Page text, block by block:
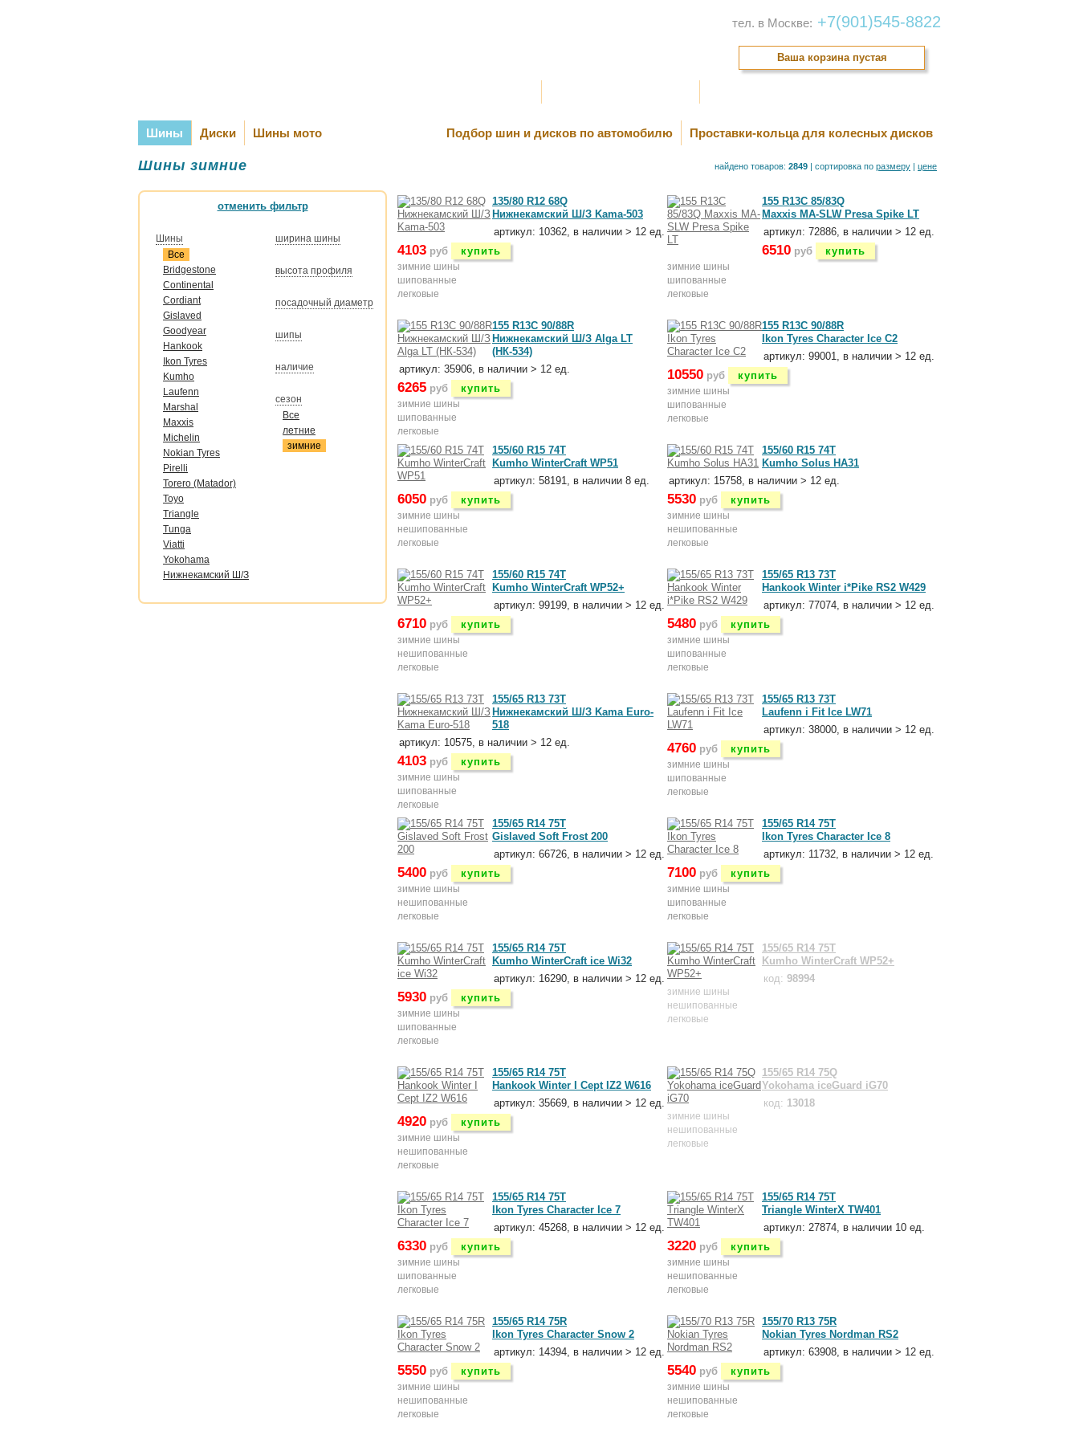
тел. в Москве: +7(901)545-8822
Ваша корзина пустая
Шины Диски Шины мото Подбор шин и дисков по автомобилю Проставки-кольца для колесных дисков
Шины зимние найдено товаров: 2849 | cортировка по размеру | цене
отменить фильтр
Шины
Все
Bridgestone
Continental
Cordiant
Gislaved
Goodyear
Hankook
Ikon Tyres
Kumho
Laufenn
Marshal
Maxxis
Michelin
Nokian Tyres
Pirelli
Torero (Matador)
Toyo
Triangle
Tunga
Viatti
Yokohama
Нижнекамский Ш/З
ширина шины
высота профиля
посадочный диаметр
шипы
наличие
сезон
Все
летние
зимние
135/80 R12 68Q
Нижнекамский Ш/З Kama-503
артикул: 10362, в наличии > 12 ед.
4103 руб купить
зимние шины
шипованные
легковые
155 R13C 85/83Q
Maxxis MA-SLW Presa Spike LT
артикул: 72886, в наличии > 12 ед.
6510 руб купить
зимние шины
шипованные
легковые
155 R13C 90/88R
Нижнекамский Ш/З Alga LT
(НК-534)
артикул: 35906, в наличии > 12 ед.
6265 руб купить
зимние шины
шипованные
легковые
155 R13C 90/88R
Ikon Tyres Character Ice C2
артикул: 99001, в наличии > 12 ед.
10550 руб купить
зимние шины
шипованные
легковые
155/60 R15 74T
Kumho WinterCraft WP51
артикул: 58191, в наличии 8 ед.
6050 руб купить
зимние шины
нешипованные
легковые
155/60 R15 74T
Kumho Solus HA31
артикул: 15758, в наличии > 12 ед.
5530 руб купить
зимние шины
нешипованные
легковые
155/60 R15 74T
Kumho WinterCraft WP52+
артикул: 99199, в наличии > 12 ед.
6710 руб купить
зимние шины
нешипованные
легковые
155/65 R13 73T
Hankook Winter i*Pike RS2 W429
артикул: 77074, в наличии > 12 ед.
5480 руб купить
зимние шины
шипованные
легковые
155/65 R13 73T
Нижнекамский Ш/З Kama Euro-
518
артикул: 10575, в наличии > 12 ед.
4103 руб купить
зимние шины
шипованные
легковые
155/65 R13 73T
Laufenn i Fit Ice LW71
артикул: 38000, в наличии > 12 ед.
4760 руб купить
зимние шины
шипованные
легковые
155/65 R14 75T
Gislaved Soft Frost 200
артикул: 66726, в наличии > 12 ед.
5400 руб купить
зимние шины
нешипованные
легковые
155/65 R14 75T
Ikon Tyres Character Ice 8
артикул: 11732, в наличии > 12 ед.
7100 руб купить
зимние шины
шипованные
легковые
155/65 R14 75T
Kumho WinterCraft ice Wi32
артикул: 16290, в наличии > 12 ед.
5930 руб купить
зимние шины
шипованные
легковые
155/65 R14 75T
Kumho WinterCraft WP52+
код: 98994
зимние шины
нешипованные
легковые
155/65 R14 75T
Hankook Winter I Cept IZ2 W616
артикул: 35669, в наличии > 12 ед.
4920 руб купить
зимние шины
нешипованные
легковые
155/65 R14 75Q
Yokohama iceGuard iG70
код: 13018
зимние шины
нешипованные
легковые
155/65 R14 75T
Ikon Tyres Character Ice 7
артикул: 45268, в наличии > 12 ед.
6330 руб купить
зимние шины
шипованные
легковые
155/65 R14 75T
Triangle WinterX TW401
артикул: 27874, в наличии 10 ед.
3220 руб купить
зимние шины
нешипованные
легковые
155/65 R14 75R
Ikon Tyres Character Snow 2
артикул: 14394, в наличии > 12 ед.
5550 руб купить
зимние шины
нешипованные
легковые
155/70 R13 75R
Nokian Tyres Nordman RS2
артикул: 63908, в наличии > 12 ед.
5540 руб купить
зимние шины
нешипованные
легковые